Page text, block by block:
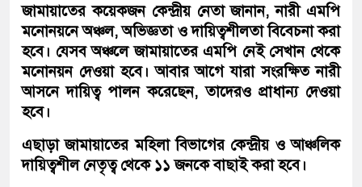
জামায়াতের কয়েকজন কেন্দ্রীয় নেতা জানান, নারী এমপি
মনোনয়নে অঞ্চল, অভিজ্ঞতা ও দায়িত্বশীলতা বিবেচনা করা
হবে। যেসব অঞ্চলে জামায়াতের এমপি নেই সেখান থেকে
মনোনয়ন দেওয়া হবে। আবার আগে যারা সংরক্ষিত নারী
আসনে দায়িত্ব পালন করেছেন, তাদেরও প্রাধান্য দেওয়া
হবে।
এছাড়া জামায়াতের মহিলা বিভাগের কেন্দ্রীয় ও আঞ্চলিক
দায়িত্বশীল নেতৃত্ব থেকে ১১ জনকে বাছাই করা হবে।